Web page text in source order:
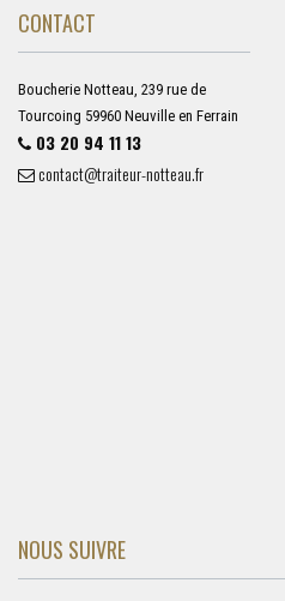
CONTACT
Boucherie Notteau, 239 rue de
Tourcoing 59960 Neuville en Ferrain
03 20 94 11 13
contact@traiteur-notteau.fr
NOUS SUIVRE